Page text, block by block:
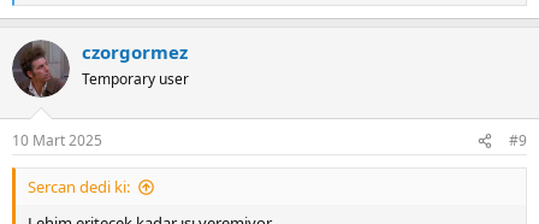
e
c
t
i
s
:
czorgormez
Temporary user
10 Mart 2025 #9
Sercan dedi ki: